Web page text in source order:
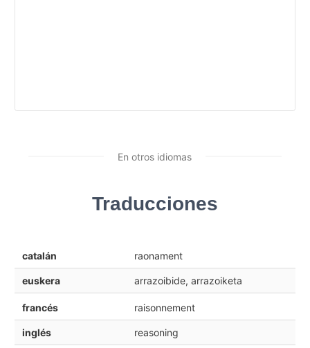
En otros idiomas
Traducciones
catalán raonament
euskera arrazoibide, arrazoiketa
francés raisonnement
inglés reasoning